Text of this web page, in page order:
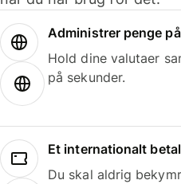
Administrer penge
Hold dine valutaer
på sekunder.
Et internationalt
Du skal aldrig